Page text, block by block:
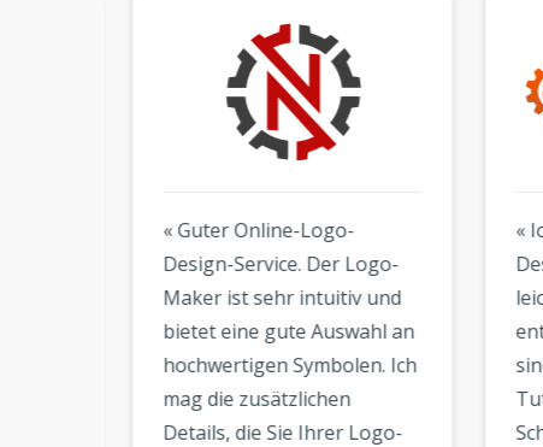
« Guter Online-Logo-
Design-Service. Der Logo-
Maker ist sehr intuitiv und
bietet eine gute Auswahl an
hochwertigen Symbolen. Ich
mag die zusätzlichen
Details, die Sie Ihrer Logo-
«